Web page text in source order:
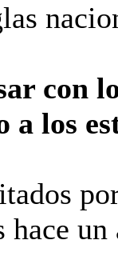
con
los
un